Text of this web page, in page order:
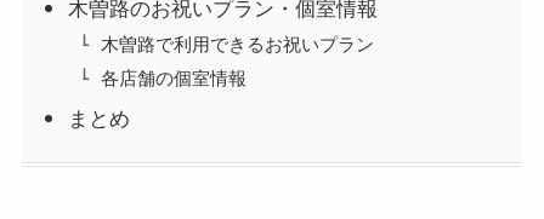
木曽路のお祝いプラン・個室情報
木曽路で利用できるお祝いプラン
各店舗の個室情報
まとめ